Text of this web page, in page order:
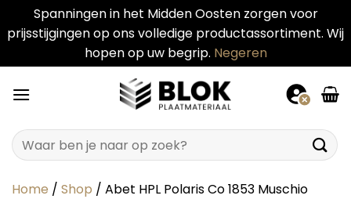
Spanningen in het Midden Oosten zorgen voor
prijsstijgingen op ons volledige productassortiment. Wij
hopen op uw begrip. Negeren
naar
Zoeken
naar:
Home / Shop / Abet HPL Polaris Co 1853 Muschio